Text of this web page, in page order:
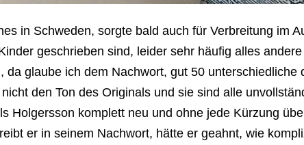
in Schweden, sorgte bald auch für Verbreitung im
geschrieben sind, leider sehr häufig alles
da glaube ich dem Nachwort, gut 50 unterschiedliche
den Ton des Originals und sie sind alle
Holgersson komplett neu und ohne jede Kürzung
er in seinem Nachwort, hätte er geahnt, wie